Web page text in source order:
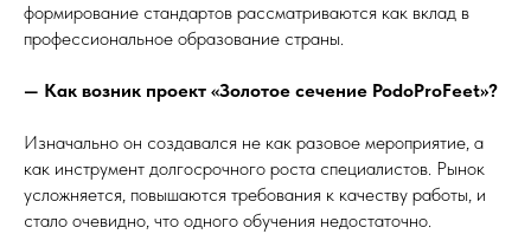
формирование стандартов рассматриваются как вклад в
профессиональное образование страны.
— Как возник проект «Золотое сечение PodoProFeet»?
Изначально он создавался не как разовое мероприятие, а
как инструмент долгосрочного роста специалистов. Рынок
усложняется, повышаются требования к качеству работы, и
стало очевидно, что одного обучения недостаточно.